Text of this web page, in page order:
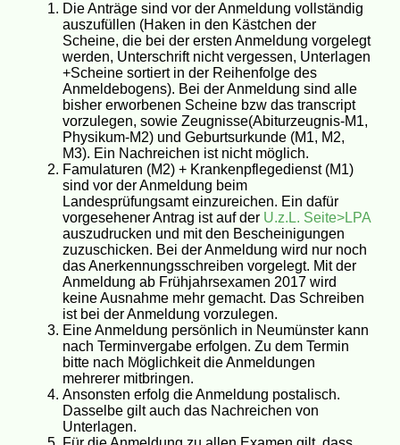
Die Anträge sind vor der Anmeldung vollständig
auszufüllen (Haken in den Kästchen der
Scheine, die bei der ersten Anmeldung vorgelegt
werden, Unterschrift nicht vergessen, Unterlagen
+Scheine sortiert in der Reihenfolge des
Anmeldebogens). Bei der Anmeldung sind alle
bisher erworbenen Scheine bzw das transcript
vorzulegen, sowie Zeugnisse(Abiturzeugnis-M1,
Physikum-M2) und Geburtsurkunde (M1, M2,
M3). Ein Nachreichen ist nicht möglich.
Famulaturen (M2) + Krankenpflegedienst (M1)
sind vor der Anmeldung beim
Landesprüfungsamt einzureichen. Ein dafür
vorgesehener Antrag ist auf der U.z.L. Seite>LPA
auszudrucken und mit den Bescheinigungen
zuzuschicken. Bei der Anmeldung wird nur noch
das Anerkennungsschreiben vorgelegt. Mit der
Anmeldung ab Frühjahrsexamen 2017 wird
keine Ausnahme mehr gemacht. Das Schreiben
ist bei der Anmeldung vorzulegen.
Eine Anmeldung persönlich in Neumünster kann
nach Terminvergabe erfolgen. Zu dem Termin
bitte nach Möglichkeit die Anmeldungen
mehrerer mitbringen.
Ansonsten erfolg die Anmeldung postalisch.
Dasselbe gilt auch das Nachreichen von
Unterlagen.